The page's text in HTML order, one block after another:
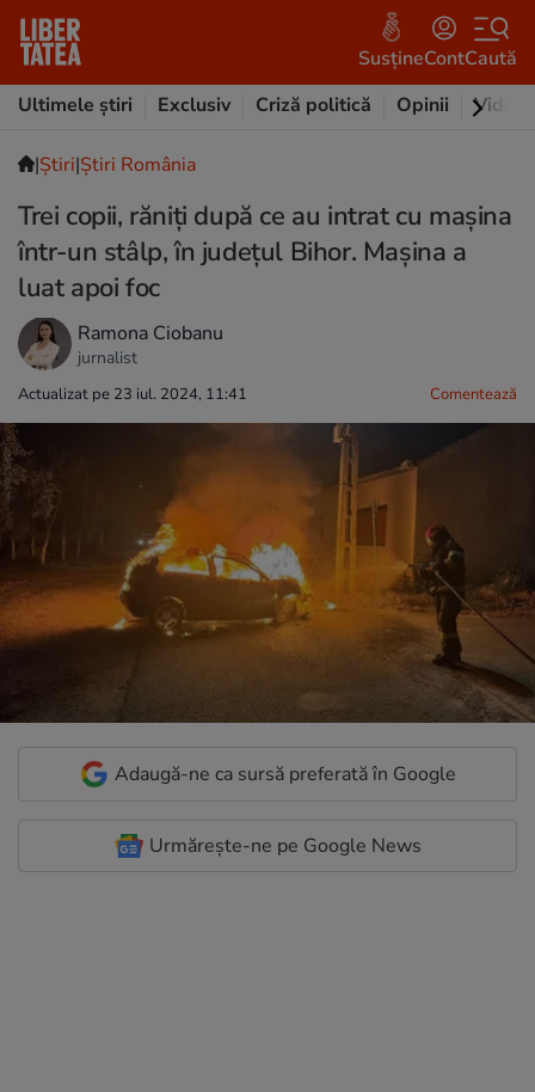
SusțineContCaută
Ultimele știri
Exclusiv Criză politică Opinii Video
|Ştiri|Știri România
Trei copii, răniți după ce au intrat cu mașina
într-un stâlp, în judeţul Bihor. Mașina a
luat apoi foc
Ramona Ciobanu
jurnalist
Actualizat pe 23 iul. 2024, 11:41 Comentează
Adaugă-ne ca sursă preferată în Google
Urmărește-ne pe Google News